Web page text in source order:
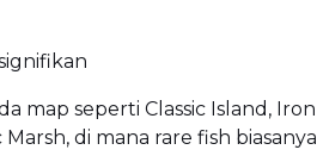
map seperti Classic Island, Iron
di mana rare fish biasanya